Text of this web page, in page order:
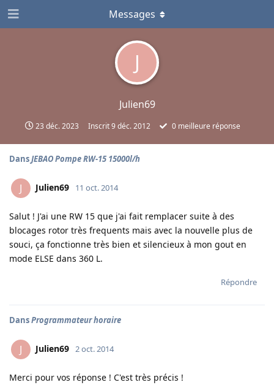
J
Julien69
23 déc. 2023 Inscrit9 déc. 2012 0meilleure réponse
Messages
DansJEBAO Pompe RW-15 15000l/h
J Julien69 11 oct. 2014
Salut ! J'ai une RW 15 que j'ai fait remplacer suite à des
blocages rotor très frequents mais avec la nouvelle plus de
souci, ça fonctionne très bien et silencieux à mon gout en
mode ELSE dans 360 L.
Répondre
DansProgrammateur horaire
J Julien69 2 oct. 2014
Merci pour vos réponse ! C'est très précis !